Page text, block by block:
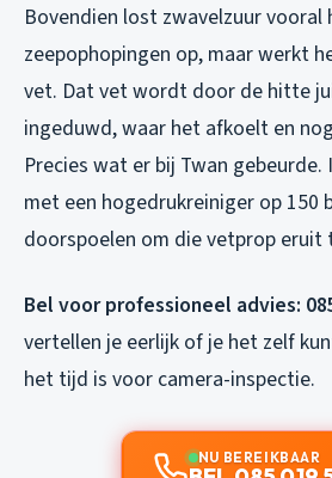
Bovendien lost zwavelzuur vooral
zeepophopingen op, maar werkt
vet. Dat vet wordt door de hitte
ingeduwd, waar het afkoelt en
Precies wat er bij Twan
met een hogedrukreiniger op 150
doorspoelen om die vetprop eruit
Bel voor professioneel advies:
vertellen je eerlijk of je het zelf
het tijd is voor camera-inspectie.
NU BEREIKBAAR